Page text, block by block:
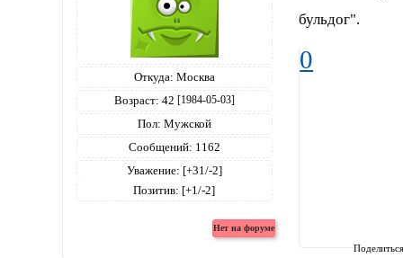
Откуда: Москва
Возраст: 42 [1984-05-03]
Пол: Мужской
Сообщений: 1162
Уважение: [+31/-2]
Позитив: [+1/-2]
бульдог".
0